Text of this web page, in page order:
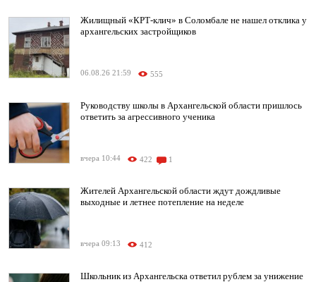
Жилищный «КРТ-клич» в Соломбале не нашел отклика у
архангельских застройщиков
06.08.26 21:59 555
Руководству школы в Архангельской области пришлось
ответить за агрессивного ученика
вчера 10:44 422 1
Жителей Архангельской области ждут дождливые
выходные и летнее потепление на неделе
вчера 09:13 412
Школьник из Архангельска ответил рублем за унижение